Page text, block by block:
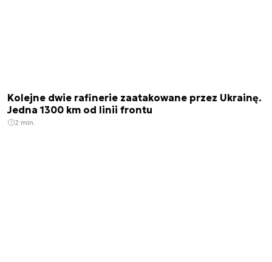
Kolejne dwie rafinerie zaatakowane przez Ukrainę.
Jedna 1300 km od linii frontu
2 min.